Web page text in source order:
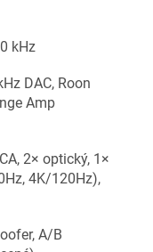
kHz
DAC, Roon
Amp
2× optický, 1×
4K/120Hz),
A/B